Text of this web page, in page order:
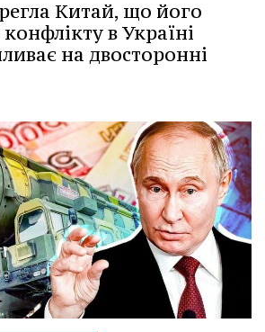
Китай, що його
в Україні
на двосторонні